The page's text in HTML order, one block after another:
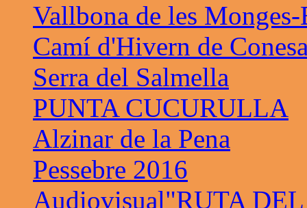
Vallbona de les
Camí d'Hivern de
Serra del Salmella
PUNTA CUCURULLA
Alzinar de la Pena
Pessebre 2016
Audiovisual"RUTA